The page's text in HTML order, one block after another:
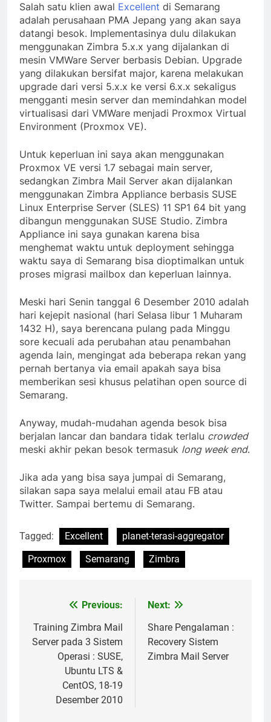
Salah satu klien awal Excellent di Semarang
adalah perusahaan PMA Jepang yang akan saya
datangi besok. Implementasinya dulu dilakukan
menggunakan Zimbra 5.x.x yang dijalankan di
mesin VMWare Server berbasis Debian. Upgrade
yang dilakukan bersifat major, karena melakukan
upgrade dari versi 5.x.x ke versi 6.x.x sekaligus
mengganti mesin server dan memindahkan model
virtualisasi dari VMWare menjadi Proxmox Virtual
Environment (Proxmox VE).
Untuk keperluan ini saya akan menggunakan
Proxmox VE versi 1.7 sebagai main server,
sedangkan Zimbra Mail Server akan dijalankan
menggunakan Zimbra Appliance berbasis SUSE
Linux Enterprise Server (SLES) 11 SP1 64 bit yang
dibangun menggunakan SUSE Studio. Zimbra
Appliance ini saya gunakan karena bisa
menghemat waktu untuk deployment sehingga
waktu saya di Semarang bisa dioptimalkan untuk
proses migrasi mailbox dan keperluan lainnya.
Meski hari Senin tanggal 6 Desember 2010 adalah
hari kejepit nasional (hari Selasa libur 1 Muharam
1432 H), saya berencana pulang pada Minggu
sore kecuali ada perubahan atau penambahan
agenda lain, mengingat ada beberapa rekan yang
pernah bertanya via email apakah saya bisa
memberikan sesi khusus pelatihan open source di
Semarang.
Anyway, mudah-mudahan agenda besok bisa
berjalan lancar dan bandara tidak terlalu crowded
meski akhir pekan besok termasuk long week end.
Jika ada yang bisa saya jumpai di Semarang,
silakan sapa saya melalui email atau FB atau
Twitter. Sampai bertemu di Semarang.
Tagged: Excellent
planet-terasi-aggregator
Proxmox
Semarang Zimbra
navigation
Previous:
Training Zimbra Mail
Server pada 3 Sistem
Operasi : SUSE,
Ubuntu LTS &
CentOS, 18-19
Desember 2010
Next:
Share Pengalaman :
Recovery Sistem
Zimbra Mail Server